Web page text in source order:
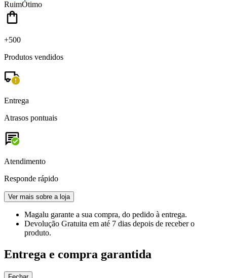
RuimÓtimo
+500
Produtos vendidos
Entrega
Atrasos pontuais
Atendimento
Responde rápido
Ver mais sobre a loja
Magalu garante a sua compra, do pedido à entrega.
Devolução Gratuita em até 7 dias depois de receber o
produto.
Entrega e compra garantida